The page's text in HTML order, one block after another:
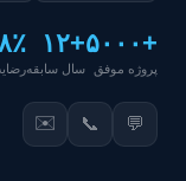
+۵۰۰۰
پروژه موفق
+۱۲
سال سابقه
💬
📞
✉️